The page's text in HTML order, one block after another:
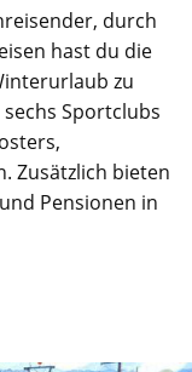
durch
hast du die
zu
Sportclubs
Zusätzlich bieten
Pensionen in